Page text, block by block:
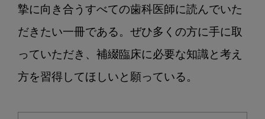
摯に向き合うすべての歯科医師に読んでいた
だきたい一冊である。ぜひ多くの方に手に取
っていただき、補綴臨床に必要な知識と考え
方を習得してほしいと願っている。